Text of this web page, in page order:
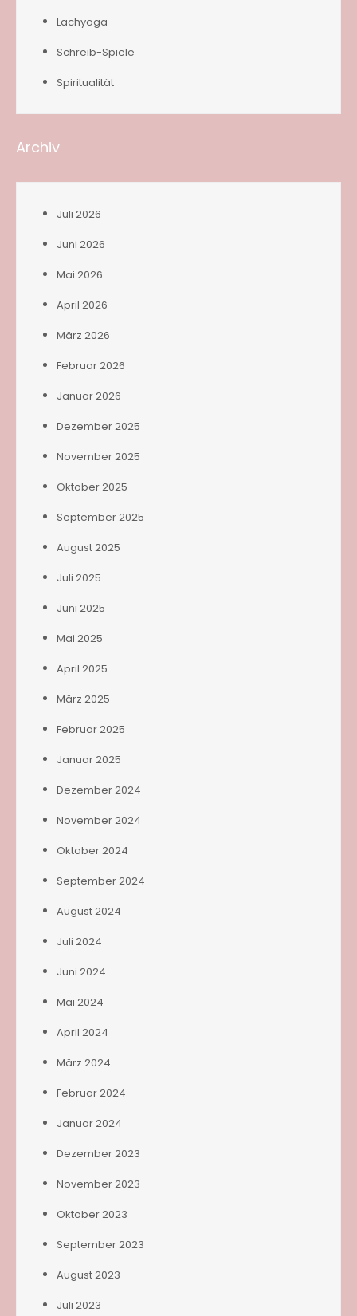
Lachyoga
Schreib-Spiele
Spiritualität
Archiv
Juli 2026
Juni 2026
Mai 2026
April 2026
März 2026
Februar 2026
Januar 2026
Dezember 2025
November 2025
Oktober 2025
September 2025
August 2025
Juli 2025
Juni 2025
Mai 2025
April 2025
März 2025
Februar 2025
Januar 2025
Dezember 2024
November 2024
Oktober 2024
September 2024
August 2024
Juli 2024
Juni 2024
Mai 2024
April 2024
März 2024
Februar 2024
Januar 2024
Dezember 2023
November 2023
Oktober 2023
September 2023
August 2023
Juli 2023